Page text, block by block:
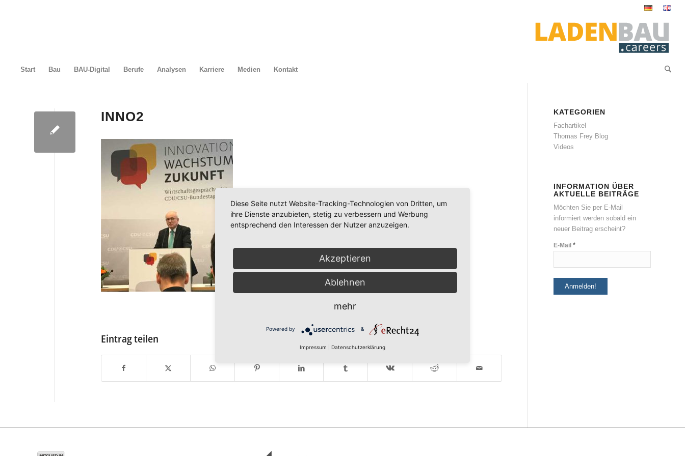
Start Bau BAU-Digital Berufe Analysen Karriere Medien Kontakt
INNO2
Eintrag teilen
KATEGORIEN
Fachartikel
Thomas Frey Blog
Videos
INFORMATION ÜBER
AKTUELLE BEITRÄGE
Möchten Sie per E-Mail
informiert werden sobald ein
neuer Beitrag erscheint?
E-Mail *
Diese Seite nutzt Website-Tracking-Technologien von Dritten, um
ihre Dienste anzubieten, stetig zu verbessern und Werbung
entsprechend den Interessen der Nutzer anzuzeigen.
Akzeptieren
Ablehnen
mehr
Powered by &
Impressum Datenschutzerklärung